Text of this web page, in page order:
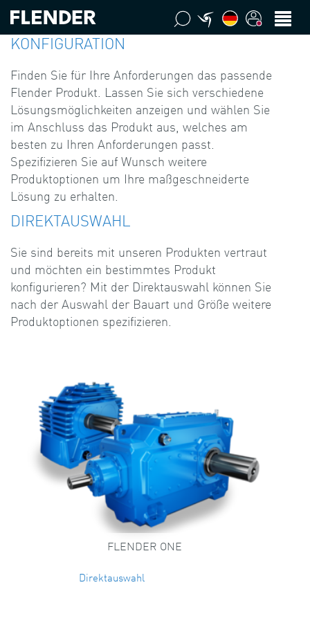
KONFIGURATION
Finden Sie für Ihre Anforderungen das passende
Flender Produkt. Lassen Sie sich verschiedene
Lösungsmöglichkeiten anzeigen und wählen Sie
im Anschluss das Produkt aus, welches am
besten zu Ihren Anforderungen passt.
Spezifizieren Sie auf Wunsch weitere
Produktoptionen um Ihre maßgeschneiderte
Lösung zu erhalten.
DIREKTAUSWAHL
Sie sind bereits mit unseren Produkten vertraut
und möchten ein bestimmtes Produkt
konfigurieren? Mit der Direktauswahl können Sie
nach der Auswahl der Bauart und Größe weitere
Produktoptionen spezifizieren.
FLENDER ONE
Direktauswahl